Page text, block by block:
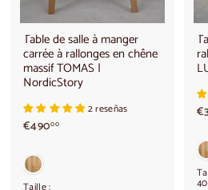
Table de salle à manger
carrée à rallonges en chêne
massif TOMAS |
NordicStory
2 reseñas
€49000€